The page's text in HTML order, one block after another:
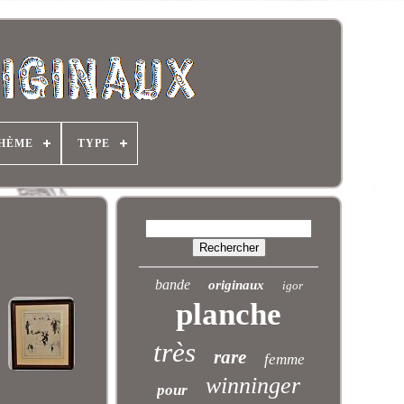
TYPE
bande originaux igor
planche
très rare
femme
pour
winninger